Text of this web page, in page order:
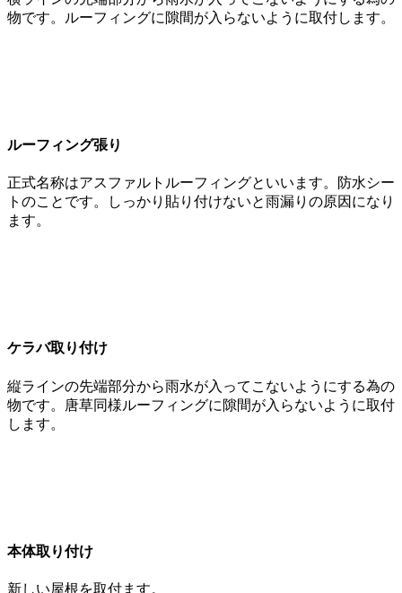
物です。ルーフィングに隙間が入らないように取付します。
ルーフィング張り
正式名称はアスファルトルーフィングといいます。防水シー
トのことです。しっかり貼り付けないと雨漏りの原因になり
ます。
ケラバ取り付け
縦ラインの先端部分から雨水が入ってこないようにする為の
物です。唐草同様ルーフィングに隙間が入らないように取付
します。
本体取り付け
新しい屋根を取付ます。